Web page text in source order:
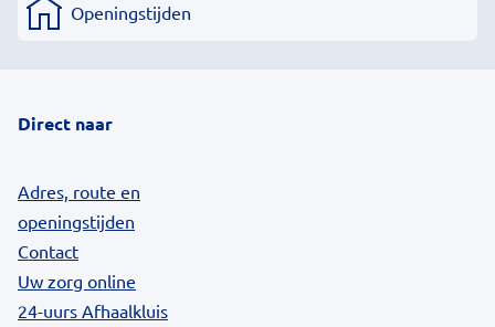
Openingstijden
Direct naar
Adres, route en
openingstijden
Contact
Uw zorg online
24-uurs Afhaalkluis